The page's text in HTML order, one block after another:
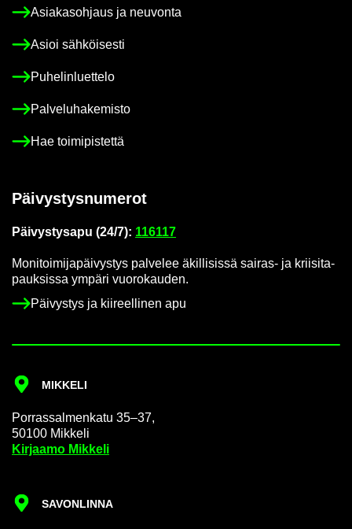
Asia­kas­oh­jaus ja neu­von­ta
Asioi säh­köi­ses­ti
Pu­he­lin­luet­te­lo
Pal­ve­lu­ha­ke­mis­to
Hae toi­mi­pis­tet­tä
Päi­vys­tys­nu­me­rot
Päi­vys­tys­a­pu (24/7): 116117
Mo­ni­toi­mi­ja­päi­vys­tys pal­ve­lee äkil­li­sis­sä sairas-​ ja krii­si­ta­
pauk­sis­sa ym­pä­ri vuo­ro­kau­den.
Päi­vys­tys ja kii­reel­li­nen apu
MIK­KE­LI
Por­ras­sal­men­ka­tu 35–37,
50100 Mik­ke­li
Kir­jaa­mo Mik­ke­li
SA­VON­LIN­NA